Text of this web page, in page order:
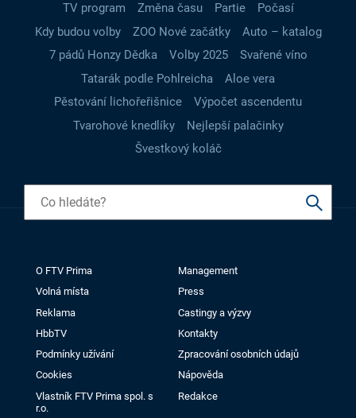
TV program
Změna času Partie
Počasí
Kdy budou volby
ZOO Nové začátky
Auto – katalog
7 pádů Honzy Dědka
Volby 2025
Svařené víno
Tatarák podle Pohlreicha
Aloe vera
Pěstování lichořeřišnice
Výpočet ascendentu
Tvarohové knedlíky
Nejlepší palačinky
Švestkový koláč
O FTV Prima
Management
Volná místa
Press
Reklama
Castingy a výzvy
HbbTV
Kontakty
Podmínky užívání
Zpracování osobních údajů
Cookies
Nápověda
Vlastník FTV Prima spol. s
r.o.
Redakce